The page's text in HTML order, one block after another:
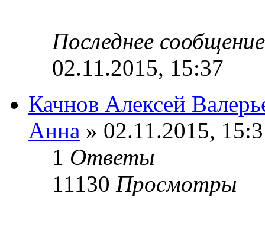
Последнее
02.11.2015, 15:37
Качнов Алексей
Анна » 02.11.2015,
1 Ответы
11130 Просмотры